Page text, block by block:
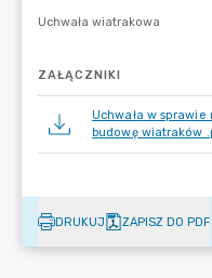
ZAŁĄCZNIKI
Uchwała w
budowę wiatraków
DRUKUJ ZAPISZ DO PDF